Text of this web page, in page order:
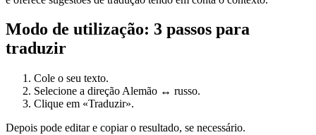
Modo de utilização: 3 passos para
traduzir
Cole o seu texto.
Selecione a direção Alemão ↔ russo.
Clique em «Traduzir».
Depois pode editar e copiar o resultado, se necessário.